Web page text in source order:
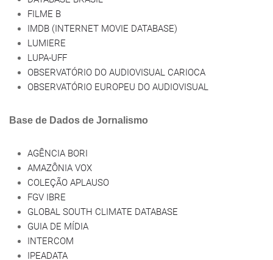
FILME B
IMDB (INTERNET MOVIE DATABASE)
LUMIERE
LUPA-UFF
OBSERVATÓRIO DO AUDIOVISUAL CARIOCA
OBSERVATÓRIO EUROPEU DO AUDIOVISUAL
Base de Dados de Jornalismo
AGÊNCIA BORI
AMAZÔNIA VOX
COLEÇÃO APLAUSO
FGV IBRE
GLOBAL SOUTH CLIMATE DATABASE
GUIA DE MÍDIA
INTERCOM
IPEADATA